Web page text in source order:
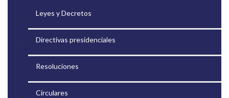
Leyes y Decretos
Directivas presidenciales
Resoluciones
Circulares